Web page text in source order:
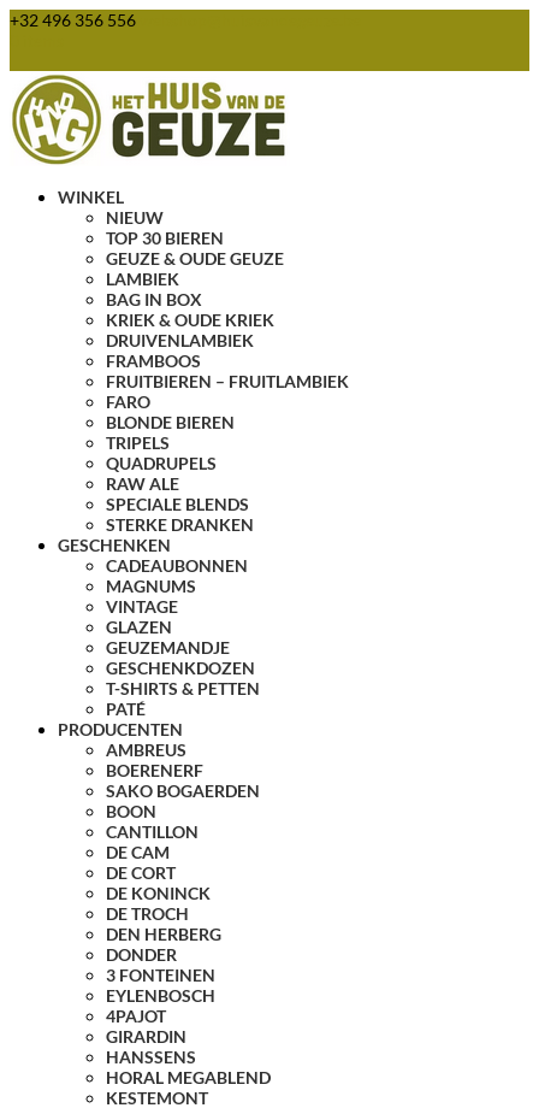
+32 496 356 556
WINKEL
NIEUW
TOP 30 BIEREN
GEUZE & OUDE GEUZE
LAMBIEK
BAG IN BOX
KRIEK & OUDE KRIEK
DRUIVENLAMBIEK
FRAMBOOS
FRUITBIEREN – FRUITLAMBIEK
FARO
BLONDE BIEREN
TRIPELS
QUADRUPELS
RAW ALE
SPECIALE BLENDS
STERKE DRANKEN
GESCHENKEN
CADEAUBONNEN
MAGNUMS
VINTAGE
GLAZEN
GEUZEMANDJE
GESCHENKDOZEN
T-SHIRTS & PETTEN
PATÉ
PRODUCENTEN
AMBREUS
BOERENERF
SAKO BOGAERDEN
BOON
CANTILLON
DE CAM
DE CORT
DE KONINCK
DE TROCH
DEN HERBERG
DONDER
3 FONTEINEN
EYLENBOSCH
4PAJOT
GIRARDIN
HANSSENS
HORAL MEGABLEND
KESTEMONT